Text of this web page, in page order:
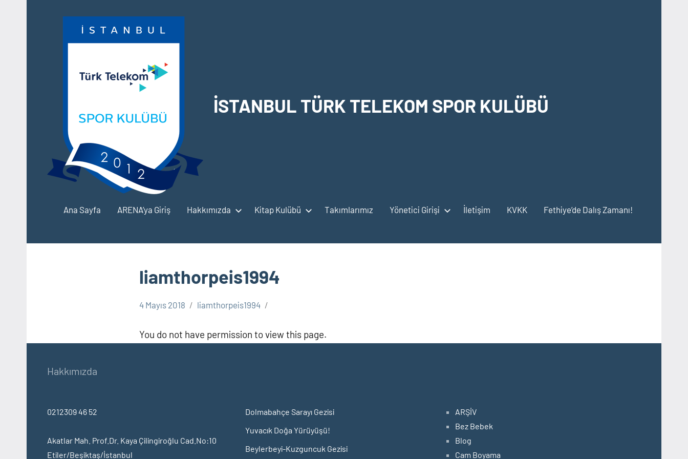
İSTANBUL TÜRK TELEKOM SPOR KULÜBÜ
Ana Sayfa ARENA’ya Giriş Hakkımızda Kitap Kulübü Takımlarımız Yönetici Girişi İletişim KVKK Fethiye’de Dalış Zamanı!
liamthorpeis1994
4 Mayıs 2018 liamthorpeis1994
You do not have permission to view this page.
Hakkımızda
0212309 46 52
Akatlar Mah. Prof.Dr. Kaya Çilingiroğlu Cad.No:10
Etiler/Beşiktaş/İstanbul
Dolmabahçe Sarayı Gezisi
Yuvacık Doğa Yürüyüşü!
Beylerbeyi-Kuzguncuk Gezisi
ARŞİV
Bez Bebek
Blog
Cam Boyama